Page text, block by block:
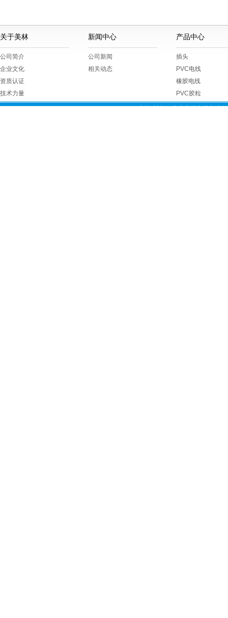
关于美林
公司简介
企业文化
资质认证
技术力量
新闻中心
公司新闻
相关动态
产品中心
插头
PVC电线
橡胶电线
PVC胶粒